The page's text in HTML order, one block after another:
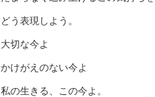
どう表現しよう。
大切な今よ
かけがえのない今よ
私の生きる、この今よ。